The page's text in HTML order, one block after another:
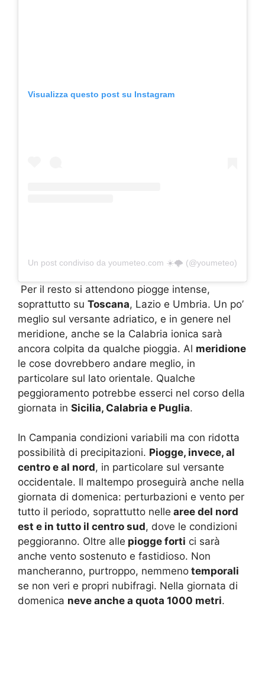
Visualizza questo post su Instagram
Un post condiviso da youmeteo.com ☀️🌩 (@youmeteo)
Per il resto si attendono piogge intense,
soprattutto su Toscana, Lazio e Umbria. Un po’
meglio sul versante adriatico, e in genere nel
meridione, anche se la Calabria ionica sarà
ancora colpita da qualche pioggia. Al meridione
le cose dovrebbero andare meglio, in
particolare sul lato orientale. Qualche
peggioramento potrebbe esserci nel corso della
giornata in Sicilia, Calabria e Puglia.
In Campania condizioni variabili ma con ridotta
possibilità di precipitazioni. Piogge, invece, al
centro e al nord, in particolare sul versante
occidentale. Il maltempo proseguirà anche nella
giornata di domenica: perturbazioni e vento per
tutto il periodo, soprattutto nelle aree del nord
est e in tutto il centro sud, dove le condizioni
peggioranno. Oltre alle piogge forti ci sarà
anche vento sostenuto e fastidioso. Non
mancheranno, purtroppo, nemmeno temporali
se non veri e propri nubifragi. Nella giornata di
domenica neve anche a quota 1000 metri.